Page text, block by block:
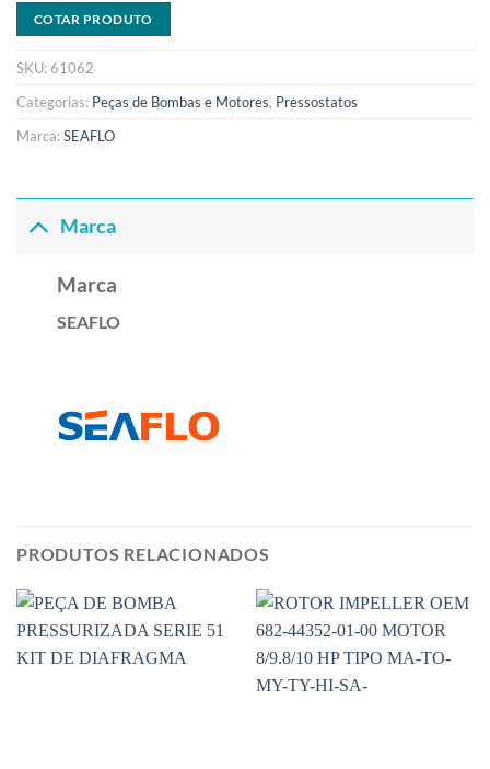
COTAR PRODUTO
SKU:61062
Categorias: Peças de Bombas e Motores, Pressostatos
Marca:SEAFLO
Marca
Marca
SEAFLO
PRODUTOS RELACIONADOS